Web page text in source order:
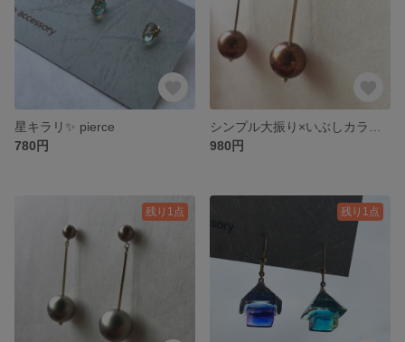
星キラリ✨ pierce
780円
980円
残り1点 残り1点